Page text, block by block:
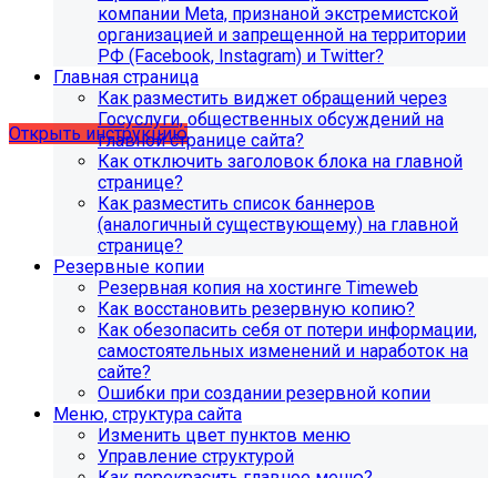
Для готовых решений, использующих модуль SIMAI-
SF4: Сведения об образовательной организации
(simai.sveden)
выпущено обновление 1.14.11, согласно которому в
разделе "Педагогический состав"
можно разместить документ и скрыть таблицы.
Открыть инструкцию
С 01.02.2026будет ограничена поддержка продуктов на
PHP версии ниже 8.2.Рекомендуемая версия PHP - 8.4
С 01.09.2026будет ограничена поддержка продуктов на
MySql версии ниже 8.0.0.Рекомендуемая версия MySql
- 8.4.0 и выше.
компании Meta, признаной экстремистской
организацией и запрещенной на территории
РФ (Facebook, Instagram) и Twitter?
Главная страница
Как разместить виджет обращений через
Госуслуги, общественных обсуждений на
главной странице сайта?
Как отключить заголовок блока на главной
странице?
Как разместить список баннеров
(аналогичный существующему) на главной
странице?
Резервные копии
Резервная копия на хостинге Timeweb
Как восстановить резервную копию?
Как обезопасить себя от потери информации,
самостоятельных изменений и наработок на
сайте?
Ошибки при создании резервной копии
Меню, структура сайта
Изменить цвет пунктов меню
Управление структурой